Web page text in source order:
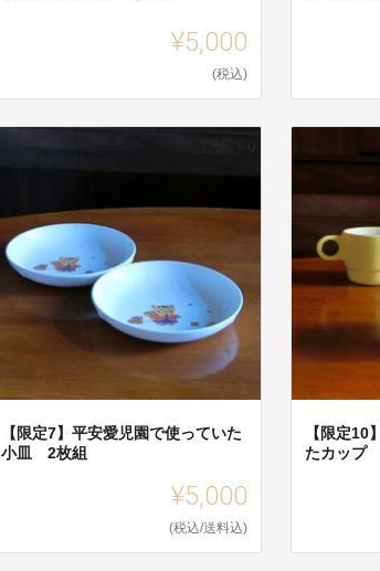
¥5,000
(税込)
【限定7】平安愛児園で使っていた
小皿 2枚組
¥5,000
(税込/送料込)
【限定10
たカップ